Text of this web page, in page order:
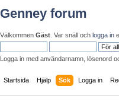
Genney forum
Välkommen Gäst . Var snäll och logga in
Logga in med användarnamn, lösenord
Startsida Hjälp Sök Logga in